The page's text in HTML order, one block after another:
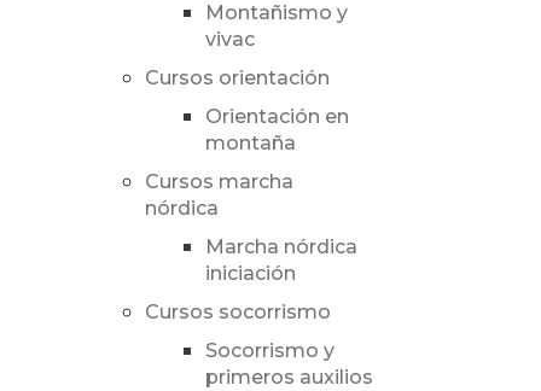
Montañismo y
vivac
Cursos orientación
Orientación en
montaña
Cursos marcha
nórdica
Marcha nórdica
iniciación
Cursos socorrismo
Socorrismo y
primeros auxilios